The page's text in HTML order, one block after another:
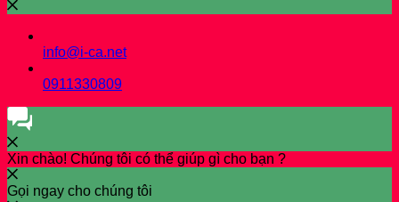
info@i-ca.net
0911330809
Xin chào! Chúng tôi có thể giúp gì cho bạn ?
Gọi ngay cho chúng tôi